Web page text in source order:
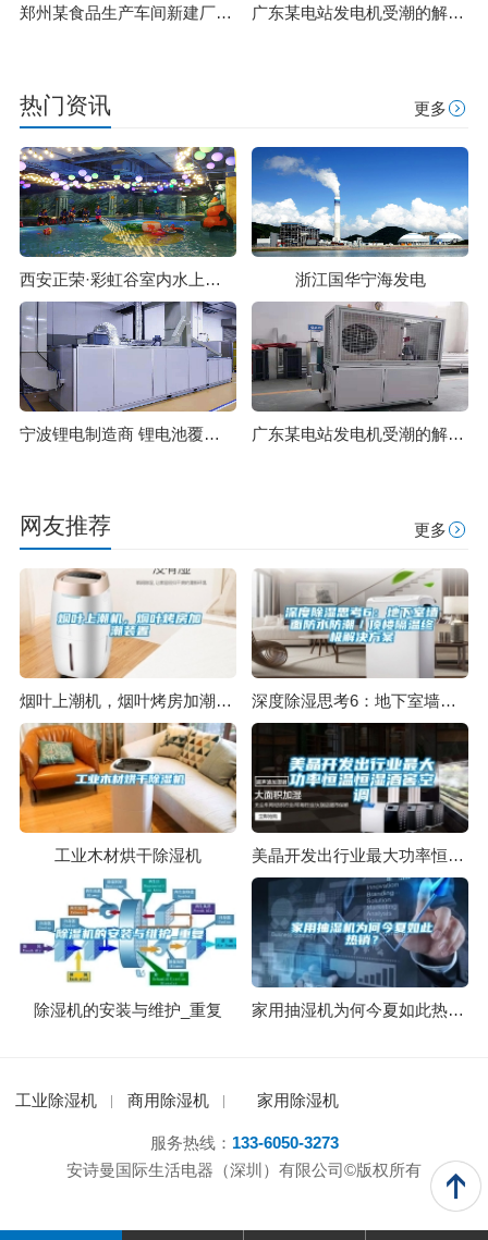
郑州某食品生产车间新建厂房净化 广东某电站发电机受潮的解决方案
热门资讯 更多
西安正荣·彩虹谷室内水上乐园 浙江国华宁海发电
宁波锂电制造商 锂电池覆膜生产车间除湿项目 广东某电站发电机受潮的解决方案
网友推荐 更多
烟叶上潮机，烟叶烤房加潮装置 深度除湿思考6：地下室墙面防水防潮／顶楼隔温终极解决方案
工业木材烘干除湿机 美晶开发出行业最大功率恒温恒湿酒窖空调
除湿机的安装与维护_重复 家用抽湿机为何今夏如此热销？
工业除湿机 商用除湿机 家用除湿机
服务热线： 133-6050-3273
安诗曼国际生活电器（深圳）有限公司©版权所有